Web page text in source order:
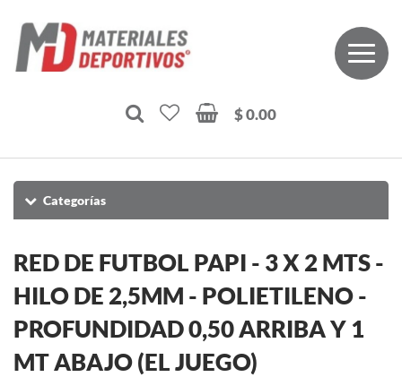
$ 0.00
Categorías
RED DE FUTBOL PAPI - 3 X 2 MTS -
HILO DE 2,5MM - POLIETILENO -
PROFUNDIDAD 0,50 ARRIBA Y 1
MT ABAJO (EL JUEGO)